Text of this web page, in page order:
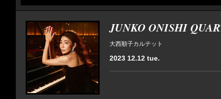
JUNKO ONISHI
大西順子カルテット
2023 12.12 tue.